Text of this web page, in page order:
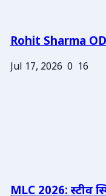
Rohit Sharma
Jul 17, 2026 0 16
MLC 2026: स्टीव